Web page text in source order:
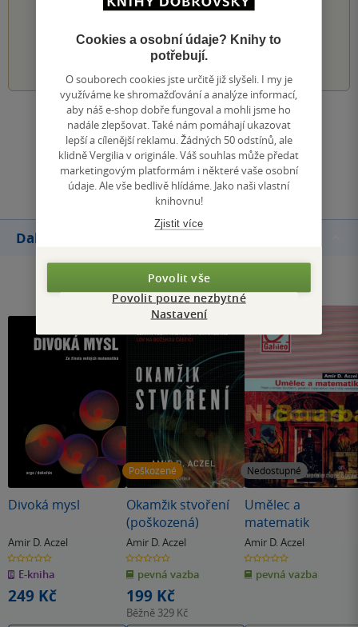
Hodnocení našich knihkupců: 0.0 z 5
3 4 5
Zobrazit všechna hodnocení
Přidat hodnocení
Další knihy autora
Divoká mysl
Amir D. Aczel
0.0
z
5
hvězdiček
E-kniha
249 Kč
Poškozené
Okamžik stvoření
(poškozená)
Amir D. Aczel
0.0
z
5
hvězdiček
pevná vazba
199 Kč
Běžně 329 Kč
Nedostupné
Umělec a
matematik
Amir D. Aczel
0.0
z
5
hvězdiček
pevná vazba
Cookies a osobní údaje? Knihy to
potřebují.
O souborech cookies jste určitě již slyšeli. I my je
využíváme ke shromažďování a analýze informací,
aby náš e-shop dobře fungoval a mohli jsme ho
nadále zlepšovat. Také nám pomáhají ukazovat
lepší a cílenější reklamu. Žádných 50 odstínů, ale
klidně Vergilia v originále. Váš souhlas může předat
marketingovým platformám i některé vaše osobní
údaje. Ale vše bedlivě hlídáme. Jako naši vlastní
knihovnu!
Zjistit více
Povolit vše
Povolit pouze nezbytné
Nastavení